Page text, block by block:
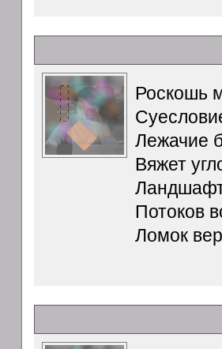
Роскошь
Лежачие
Вяжет
Потоков
Ломок